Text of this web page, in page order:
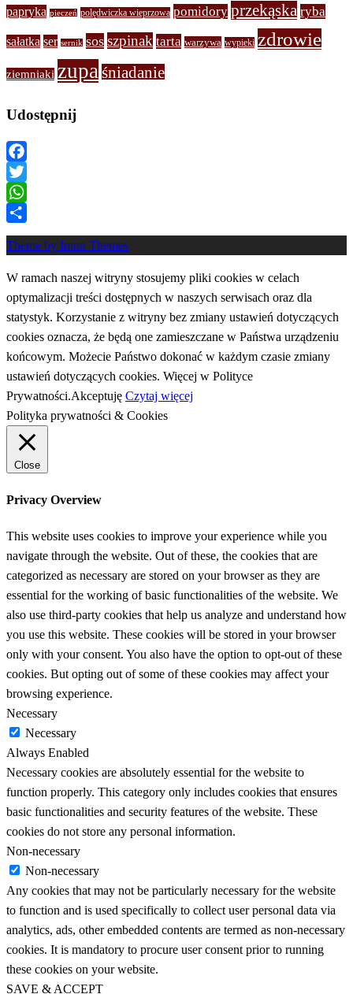
papryka pieczeń polędwiczka wieprzowa pomidory przekąska ryba
sałatka ser sernik sos szpinak tarta warzywa wypieki zdrowie
ziemniaki zupaśniadanie
Udostępnij
Facebook
Twitter
WhatsApp
Share
Theme by Imon Themes
W ramach naszej witryny stosujemy pliki cookies w celach
optymalizacji treści dostępnych w naszych serwisach oraz dla
statystyk. Korzystanie z witryny bez zmiany ustawień dotyczących
cookies oznacza, że będą one zamieszczane w Państwa urządzeniu
końcowym. Możecie Państwo dokonać w każdym czasie zmiany
ustawień dotyczących cookies. Więcej w Polityce
Prywatności.Akceptuję Czytaj więcej
Polityka prywatności & Cookies
Close
Privacy Overview
This website uses cookies to improve your experience while you
navigate through the website. Out of these, the cookies that are
categorized as necessary are stored on your browser as they are
essential for the working of basic functionalities of the website. We
also use third-party cookies that help us analyze and understand how
you use this website. These cookies will be stored in your browser
only with your consent. You also have the option to opt-out of these
cookies. But opting out of some of these cookies may affect your
browsing experience.
Necessary
Necessary
Always Enabled
Necessary cookies are absolutely essential for the website to
function properly. This category only includes cookies that ensures
basic functionalities and security features of the website. These
cookies do not store any personal information.
Non-necessary
Non-necessary
Any cookies that may not be particularly necessary for the website
to function and is used specifically to collect user personal data via
analytics, ads, other embedded contents are termed as non-necessary
cookies. It is mandatory to procure user consent prior to running
these cookies on your website.
SAVE & ACCEPT